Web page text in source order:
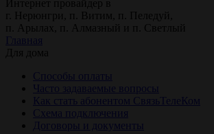
Интернет провайдер в
г. Нерюнгри, п. Витим, п. Пеледуй,
п. Арылах, п. Алмазный и п. Светлый
Главная
Для дома
Способы оплаты
Часто задаваемые вопросы
Как стать абонентом СвязьТелеКом
Схема подключения
Договоры и документы